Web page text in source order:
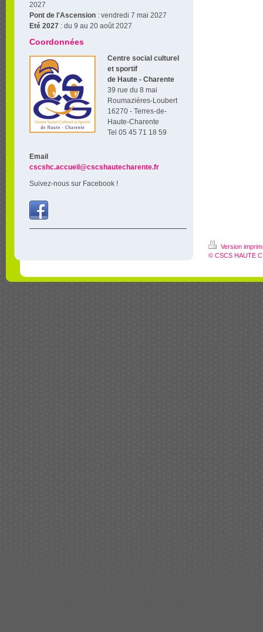
2027
Pont de l'Ascension : vendredi 7 mai 2027
Eté 2027 : du 9 au 20 août 2027
Coordonnées
Centre social culturel
et sportif
de Haute - Charente
39 rue du 8 mai
Roumazières-Loubert
16270 - Terres-de-
Haute-Charente
Tel 05 45 71 18 59
Email
cscshc.accueil@cscshautecharente.fr
Suivez-nous sur Facebook !
Version
© CSCS HAUTE